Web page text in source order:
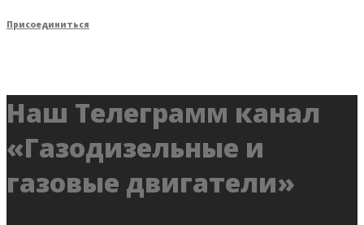
Присоединиться
Наш Телеграмм канал
«Газодизельные и
газовые двигатели»